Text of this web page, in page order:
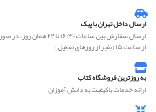
ارسال داخل تهران با پیک
ارسال سفارش بین ساعات ۱۶:۳۰
از ساعت ۱۵ { بغیر از روزهای تعطیل }
به روزترین فروشگاه کتاب
ارائه خدمات باکیفیت به دانش آموزان